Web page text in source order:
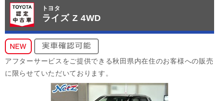
トヨタ
ライズ Z 4WD
アフターサービスをご提供できる秋田県内在住のお客様への販売
に限らせていただいております。